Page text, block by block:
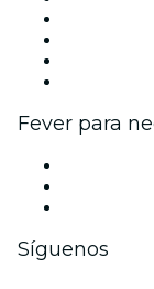
Fever para
Síguenos